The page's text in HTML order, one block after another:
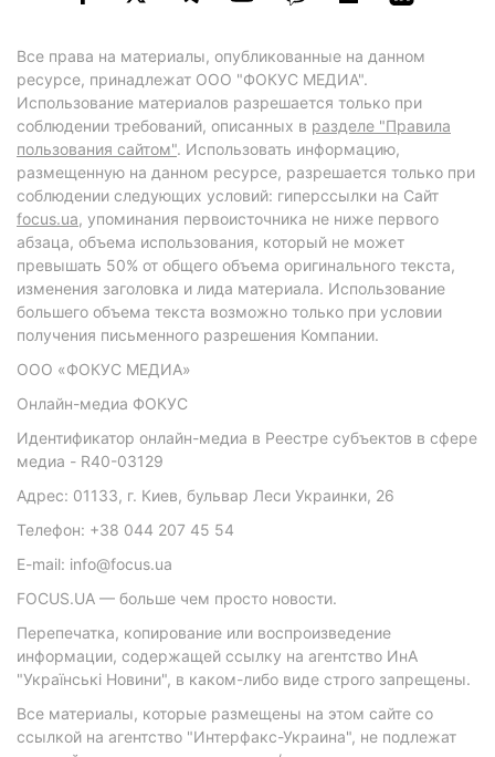
Все права на материалы, опубликованные на данном
ресурсе, принадлежат ООО "ФОКУС МЕДИА".
Использование материалов разрешается только при
соблюдении требований, описанных в разделе "Правила
пользования сайтом". Использовать информацию,
размещенную на данном ресурсе, разрешается только при
соблюдении следующих условий: гиперссылки на Сайт
focus.ua, упоминания первоисточника не ниже первого
абзаца, объема использования, который не может
превышать 50% от общего объема оригинального текста,
изменения заголовка и лида материала. Использование
большего объема текста возможно только при условии
получения письменного разрешения Компании.
ООО «ФОКУС МЕДИА»
Онлайн-медиа ФОКУС
Идентификатор онлайн-медиа в Реестре субъектов в сфере
медиа - R40-03129
Адрес: 01133, г. Киев, бульвар Леси Украинки, 26
Телефон: +38 044 207 45 54
E-mail: info@focus.ua
FOCUS.UA — больше чем просто новости.
Перепечатка, копирование или воспроизведение
информации, содержащей ссылку на агентство ИнА
"Українські Новини", в каком-либо виде строго запрещены.
Все материалы, которые размещены на этом сайте со
ссылкой на агентство "Интерфакс-Украина", не подлежат